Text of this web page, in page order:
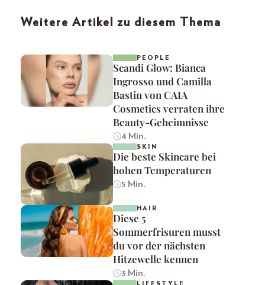
Weitere Artikel zu diesem Thema
PEOPLE
Scandi Glow: Bianca
Ingrosso und Camilla
Bastin von CAIA
Cosmetics verraten ihre
Beauty-Geheimnisse
4 Min.
SKIN
Die beste Skincare bei
hohen Temperaturen
5 Min.
HAIR
Diese 5
Sommerfrisuren musst
du vor der nächsten
Hitzewelle kennen
3 Min.